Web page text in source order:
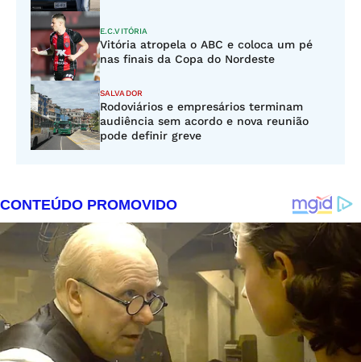
E.C.VITÓRIA
Vitória atropela o ABC e coloca um pé
nas finais da Copa do Nordeste
SALVADOR
Rodoviários e empresários terminam
audiência sem acordo e nova reunião
pode definir greve